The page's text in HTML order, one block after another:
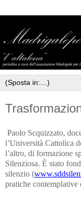
Paolo Scquizzato,
l’Università Cattolica
l’altro, di formazione
Silenziosa. È stato
silenzio (
pratiche contemplative